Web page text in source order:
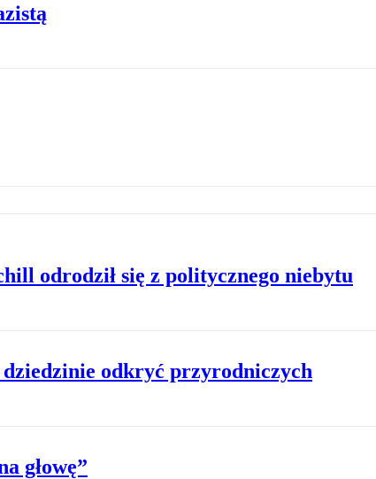
odrodził się z politycznego niebytu
odkryć przyrodniczych
głowę”